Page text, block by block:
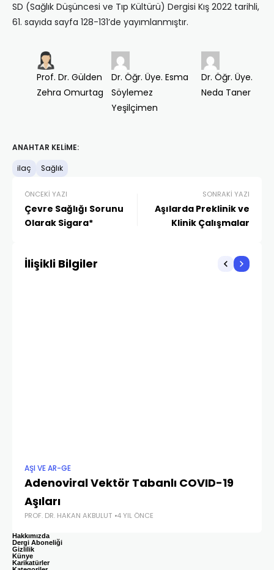
SD (Sağlık Düşüncesi ve Tıp Kültürü) Dergisi Kış 2022 tarihli,
61. sayıda sayfa 128-131’de yayımlanmıştır.
Prof. Dr. Gülden
Zehra Omurtag
Dr. Öğr. Üye. Esma
Söylemez
Yeşilçimen
Dr. Öğr. Üye.
Neda Taner
ANAHTAR KELIME:
ilaç Sağlık
ÖNCEKI YAZI
Çevre Sağlığı Sorunu
Olarak Sigara*
SONRAKI YAZI
Aşılarda Preklinik ve
Klinik Çalışmalar
İlişikli Bilgiler
AŞI VE AR-GE
Adenoviral Vektör Tabanlı COVID-19
Aşıları
PROF. DR. HAKAN AKBULUT 4 YIL ÖNCE
Hakkımızda
Dergi Aboneliği
Gizlilik
Künye
Karikatürler